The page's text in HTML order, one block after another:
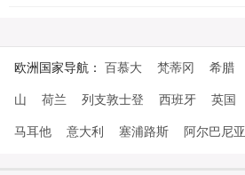
欧洲国家导航： 百慕大 梵蒂冈 希腊
山 荷兰 列支敦士登 西班牙 英国
马耳他 意大利 塞浦路斯 阿尔巴尼亚